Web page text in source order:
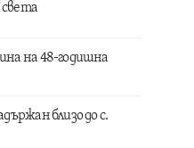
света
на 48-годишна
близо до с.